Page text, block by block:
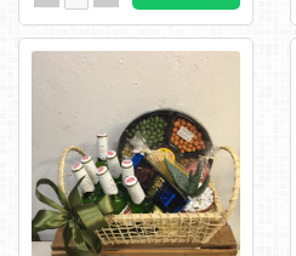
0464
Envie-
nos
uma